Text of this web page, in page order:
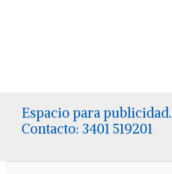
Espacio para publicidad.
Contacto: 3401 519201